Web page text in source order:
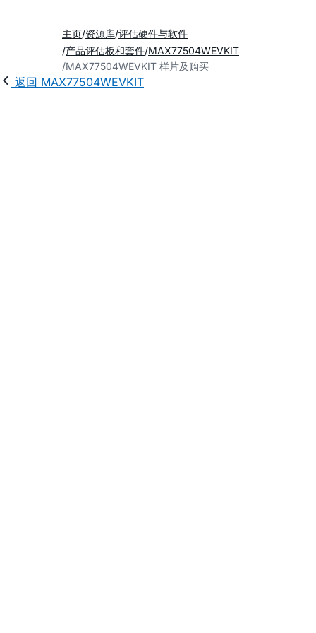
主页 资源库 评估硬件与软件
产品评估板和套件 MAX77504WEVKIT
MAX77504WEVKIT 样片及购买
返回 MAX77504WEVKIT